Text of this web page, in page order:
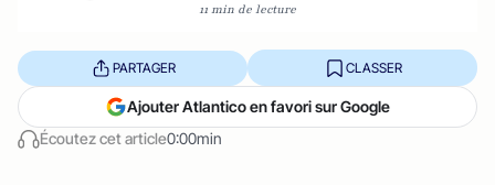
11 min de lecture
Écoutez cet article0:00min
PARTAGER CLASSER
Ajouter Atlantico en favori sur Google